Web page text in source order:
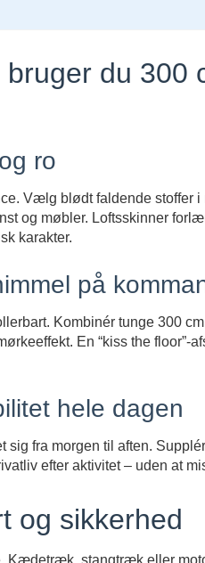
du 300
ro
Vælg blødt faldende stoffer
og møbler. Loftsskinner
karakter.
på
Kombinér tunge 300 cm
En “kiss the floor”-
hele dagen
sig fra morgen til aften.
efter aktivitet – uden at
og sikkerhed
Kædetræk, stangtræk eller